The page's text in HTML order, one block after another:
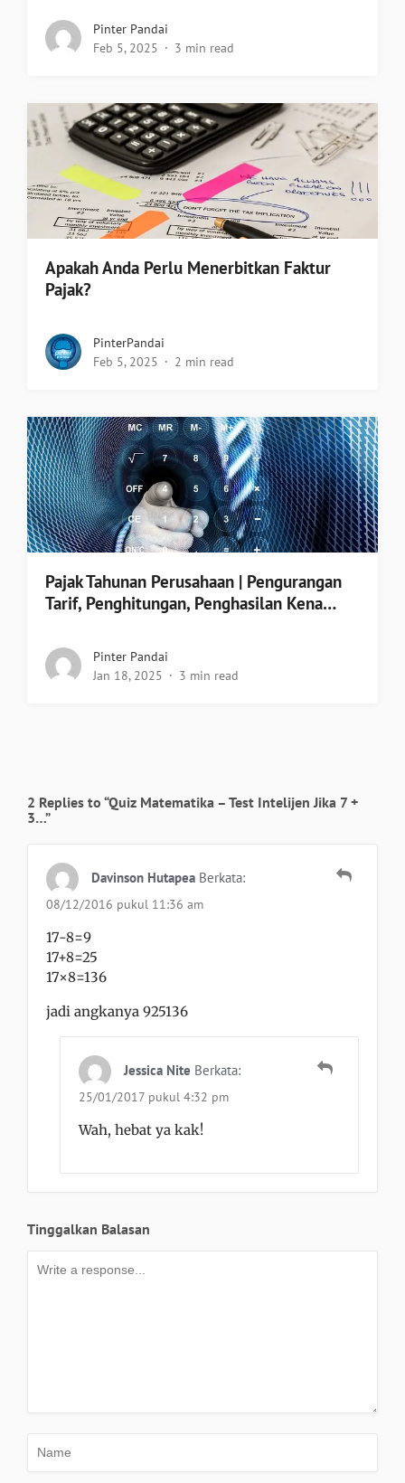
Pinter Pandai
Feb 5, 2025
3 min read
Apakah Anda Perlu Menerbitkan Faktur
Pajak?
PinterPandai
Feb 5, 2025
2 min read
Pajak Tahunan Perusahaan | Pengurangan
Tarif, Penghitungan, Penghasilan Kena…
Pinter Pandai
Jan 18, 2025
3 min read
2 Replies to “Quiz Matematika – Test Intelijen Jika 7 +
3…”
Davinson Hutapea Berkata:
08/12/2016 pukul 11:36 am
17-8=9
17+8=25
17×8=136
jadi angkanya 925136
Jessica Nite Berkata:
25/01/2017 pukul 4:32 pm
Wah, hebat ya kak!
Tinggalkan Balasan